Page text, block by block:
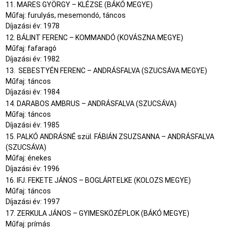
11. MARES GYÖRGY – KLÉZSE (BÁKÓ MEGYE)
Műfaj: furulyás, mesemondó, táncos
Díjazási év: 1978
12. BÁLINT FERENC – KOMMANDÓ (KOVÁSZNA MEGYE)
Műfaj: fafaragó
Díjazási év: 1982
13. SEBESTYÉN FERENC – ANDRÁSFALVA (SZUCSÁVA MEGYE)
Műfaj: táncos
Díjazási év: 1984
14. DARABOS AMBRUS – ANDRÁSFALVA (SZUCSÁVA)
Műfaj: táncos
Díjazási év: 1985
15. PALKÓ ANDRÁSNÉ szül. FÁBIÁN ZSUZSANNA – ANDRÁSFALVA
(SZUCSÁVA)
Műfaj: énekes
Díjazási év: 1996
16. IFJ. FEKETE JÁNOS – BOGLÁRTELKE (KOLOZS MEGYE)
Műfaj: táncos
Díjazási év: 1997
17. ZERKULA JÁNOS – GYIMESKÖZÉPLOK (BÁKÓ MEGYE)
Műfaj: prímás